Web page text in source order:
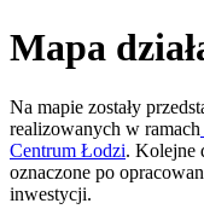
Mapa
Na mapie zostały
realizowanych w ramach
Centrum Łodzi. Kolejne
oznaczone po
inwestycji.